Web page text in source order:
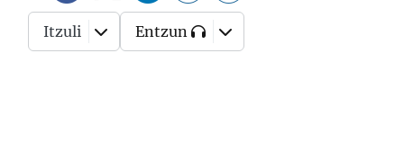
Itzuli Entzun